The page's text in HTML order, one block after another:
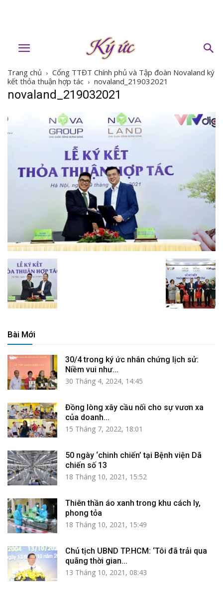
Trang chủ
Cổng TTĐT Chính phủ và Tập đoàn Novaland ký
kết thỏa thuận hợp tác
novaland_219032021
novaland_219032021
Bài Mới
30/4 trong ký ức nhân chứng lịch sử:
Niềm vui như...
30 Tháng 4, 2024, 14:45
Đồng lòng xây cầu nối cho sự vươn xa
của doanh...
15 Tháng 7, 2022, 18:01
50 ngày ‘chinh chiến’ tại Bệnh viện Dã
chiến số 13
18 Tháng 10, 2021, 15:52
Thiên thần áo xanh trong khu cách ly,
phong tỏa
18 Tháng 10, 2021, 15:49
Chủ tịch UBND TP.HCM: ‘Tôi đã trải qua
quãng thời gian...
13 Tháng 10, 2021, 08:43